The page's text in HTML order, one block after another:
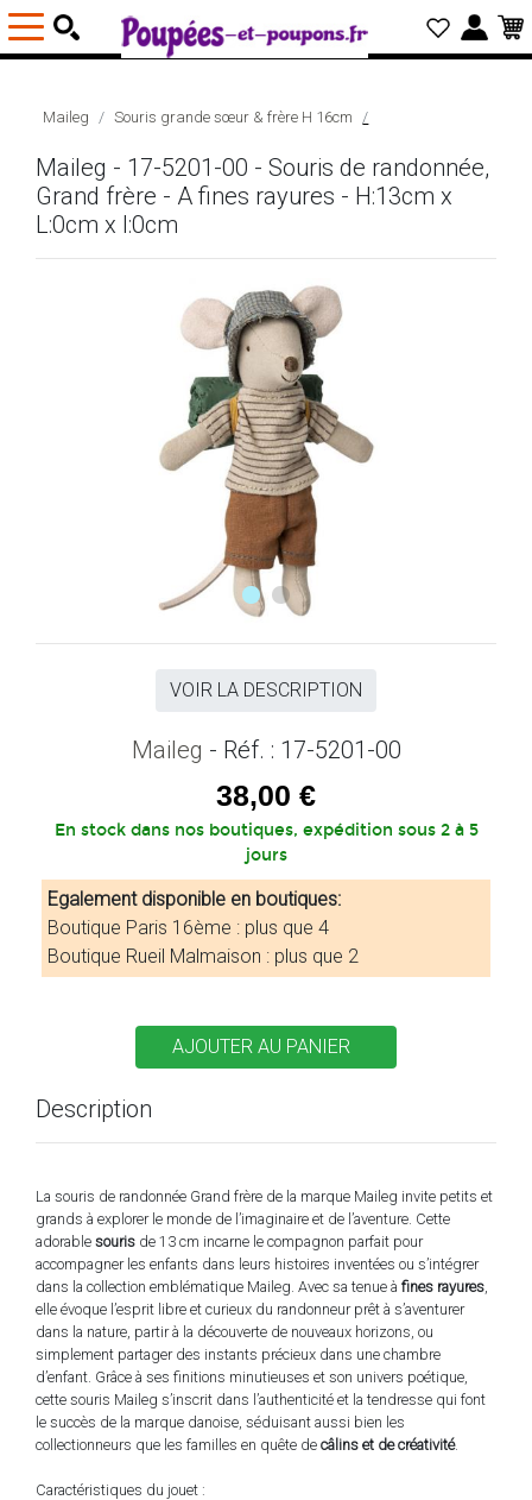
Maileg Souris grande sœur & frère H 16cm
Maileg - 17-5201-00 - Souris de randonnée,
Grand frère - A fines rayures - H:13cm x
L:0cm x l:0cm
VOIR LA DESCRIPTION
Maileg - Réf. : 17-5201-00
38,00 €
En stock dans nos boutiques, expédition sous 2 à 5
jours
Egalement disponible en boutiques:
Boutique Paris 16ème : plus que 4
Boutique Rueil Malmaison : plus que 2
Description
La souris de randonnée Grand frère de la marque Maileg invite petits et
grands à explorer le monde de l’imaginaire et de l’aventure. Cette
adorable souris de 13 cm incarne le compagnon parfait pour
accompagner les enfants dans leurs histoires inventées ou s’intégrer
dans la collection emblématique Maileg. Avec sa tenue à fines rayures
elle évoque l’esprit libre et curieux du randonneur prêt à s’aventurer
dans la nature, partir à la découverte de nouveaux horizons, ou
simplement partager des instants précieux dans une chambre
d’enfant. Grâce à ses finitions minutieuses et son univers poétique,
cette souris Maileg s’inscrit dans l’authenticité et la tendresse qui font
le succès de la marque danoise, séduisant aussi bien les
collectionneurs que les familles en quête de câlins et de créativité.
Caractéristiques du jouet :